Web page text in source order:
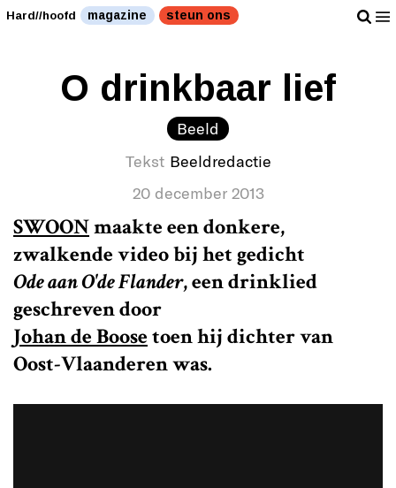
Hard//hoofd magazine steun ons
O drinkbaar lief
Beeld
Tekst Beeldredactie
20 december 2013
SWOONmaakte een donkere,
zwalkende video bij het gedicht
Ode aan O'de Flander, een drinklied
geschreven door
Johan de Boosetoen hij dichter van
Oost-Vlaanderen was.